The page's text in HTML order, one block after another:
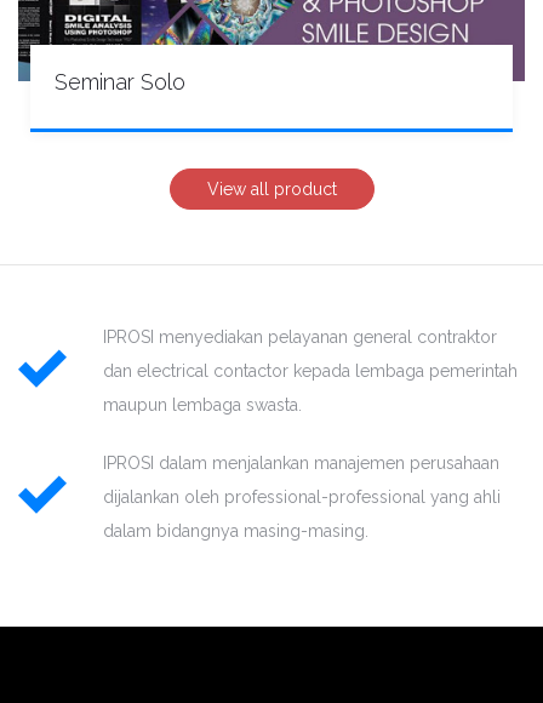
Seminar Solo
View all product
IPROSI menyediakan pelayanan general contraktor
dan electrical contactor kepada lembaga pemerintah
maupun lembaga swasta.
IPROSI dalam menjalankan manajemen perusahaan
dijalankan oleh professional-professional yang ahli
dalam bidangnya masing-masing.